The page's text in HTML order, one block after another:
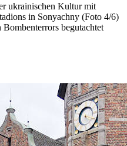
ukrainischen Kultur mit
in Sonyachny (Foto 4/6)
begutachtet